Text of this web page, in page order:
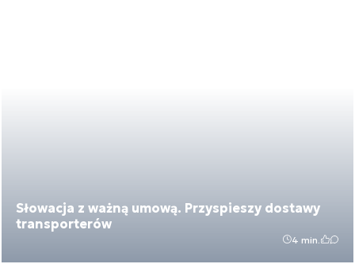
Słowacja z ważną umową. Przyspieszy dostawy
transporterów
4 min.